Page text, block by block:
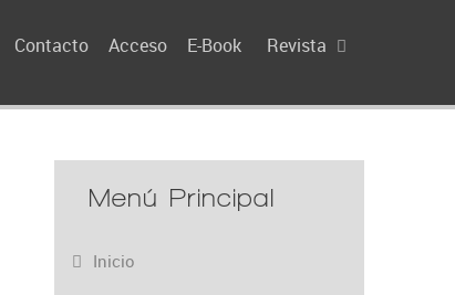
Contacto Acceso E-Book Revista
Menú Principal
Inicio